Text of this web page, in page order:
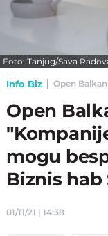
Foto: Tanjug/Sava
Info Biz Open
Open
mogu
Biznis hab
01/11/21 | 14:38